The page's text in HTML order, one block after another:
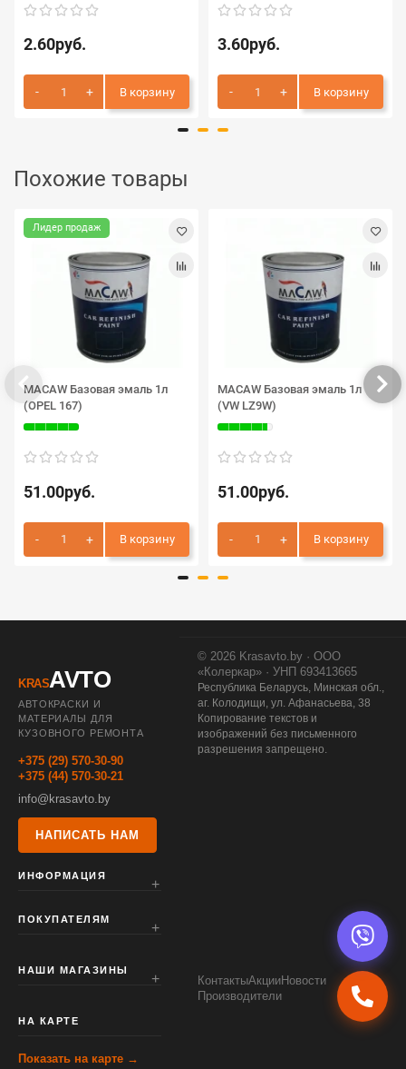
2.60руб.
В корзину
3.60руб.
В корзину
Похожие товары
Лидер продаж
MACAW Базовая эмаль 1л
(OPEL 167)
51.00руб.
В корзину
MACAW Базовая эмаль 1л
(VW LZ9W)
51.00руб.
В корзину
KRASAVTO
АВТОКРАСКИ И
МАТЕРИАЛЫ ДЛЯ
КУЗОВНОГО РЕМОНТА
+375 (29) 570-30-90
+375 (44) 570-30-21
info@krasavto.by
НАПИСАТЬ НАМ
ИНФОРМАЦИЯ
ПОКУПАТЕЛЯМ
НАШИ МАГАЗИНЫ
НА КАРТЕ
Показать на карте →
© 2026 Krasavto.by · ООО
«Колеркар» · УНП 693413665
Республика Беларусь, Минская обл.,
аг. Колодищи, ул. Афанасьева, 38
Копирование текстов и
изображений без письменного
разрешения запрещено.
КонтактыАкцииНовости
Производители